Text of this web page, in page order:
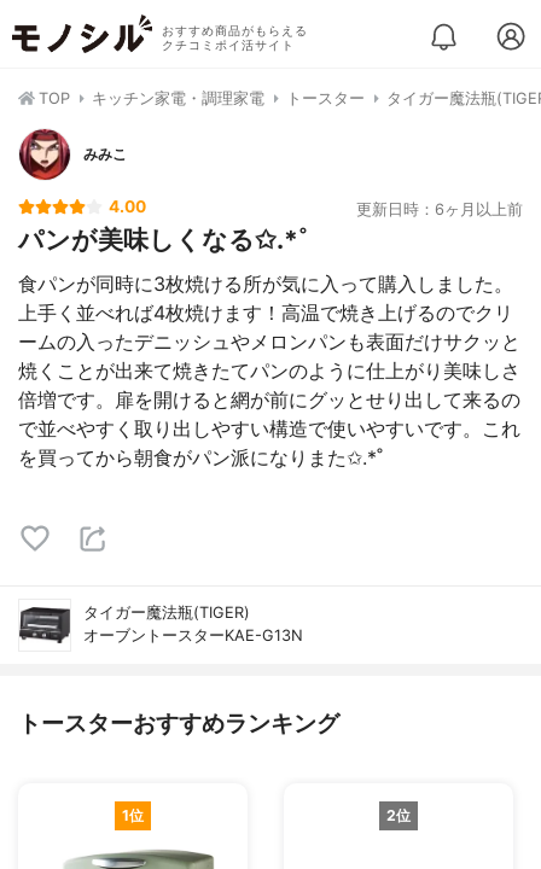
おすすめ商品がもらえる
クチコミポイ活サイト
TOP キッチン家電・調理家電 トースター タイガー魔法瓶
みみこ
4.00 更新日時：6ヶ月以上前
パンが美味しくなる✩.*˚
食パンが同時に3枚焼ける所が気に入って購入しました。
上手く並べれば4枚焼けます！高温で焼き上げるのでクリ
ームの入ったデニッシュやメロンパンも表面だけサクッと
焼くことが出来て焼きたてパンのように仕上がり美味しさ
倍増です。扉を開けると網が前にグッとせり出して来るの
で並べやすく取り出しやすい構造で使いやすいです。これ
を買ってから朝食がパン派になりまた✩.*˚
タイガー魔法瓶(TIGER)
オーブントースターKAE-G13N
トースターおすすめランキング
1位 2位